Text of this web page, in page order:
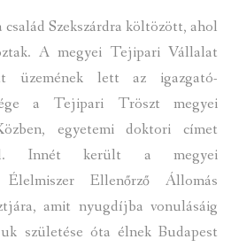
Szekszárdra költözött, ahol
A megyei Tejipari Vállalat
üzemének lett az igazgató-
a Tejipari Tröszt megyei
egyetemi doktori címet
Innét került a megyei
Ellenőrző Állomás
amit nyugdíjba vonulásáig
születése óta élnek Budapest